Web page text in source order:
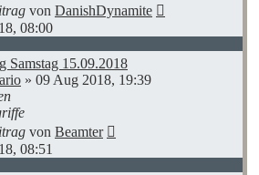
von DanishDynamite
08:00
Samstag 15.09.2018
» 09 Aug 2018, 19:39
von Beamter
08:51